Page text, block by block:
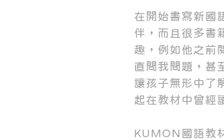
在開始書寫新國
伴，而且很多書
趣，例如他之前
直問我問題，甚
讓孩子無形中了
起在教材中曾經
KUMON國語教